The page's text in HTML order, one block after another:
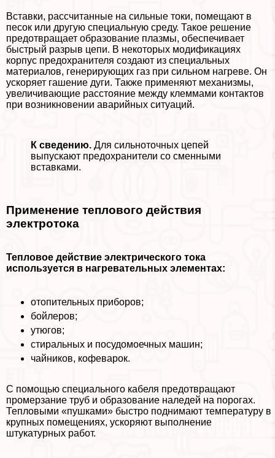
Вставки, рассчитанные на сильные токи, помещают в
песок или другую специальную среду. Такое решение
предотвращает образование плазмы, обеспечивает
быстрый разрыв цепи. В некоторых модификациях
корпус пpeдoxpaнителя создают из специальных
материалов, генерирующих газ при сильном нагреве. Он
ускоряет гашение дуги. Также применяют механизмы,
увеличивающие расстояние между клеммами контактов
при возникновении аварийных ситуаций.
К сведению. Для сильноточных цепей
выпускают пpeдoxpaнители со сменными
вставками.
Применение теплового действия
электротока
Тепловое действие электрического тока
используется в нагревательных элементах:
отопительных приборов;
бойлеров;
утюгов;
стиральных и посудомоечных машин;
чайников, кофеварок.
С помощью специального кабеля предотвращают
промерзание труб и образование наледей на порогах.
Тепловыми «пушками» быстро поднимают температуру в
крупных помещениях, ускоряют выполнение
штукатурных работ.